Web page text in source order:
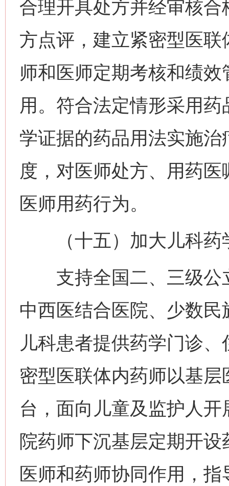
合理开具处方并经审核
方点评，建立紧密型医
师和医师定期考核和绩
用。符合法定情形采用
学证据的药品用法实施
度，对医师处方、用药
医师用药行为。
（十五）加大儿科药
支持全国二、三级公
中西医结合医院、少数
儿科患者提供药学门诊
密型医联体内药师以基
台，面向儿童及监护人
院药师下沉基层定期开
医师和药师协同作用，